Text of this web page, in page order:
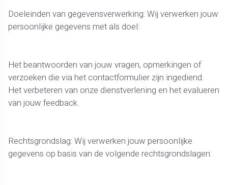
Doeleinden van gegevensverwerking: Wij verwerken jouw
persoonlijke gegevens met als doel:
Het beantwoorden van jouw vragen, opmerkingen of
verzoeken die via het contactformulier zijn ingediend.
Het verbeteren van onze dienstverlening en het evalueren
van jouw feedback.
Rechtsgrondslag: Wij verwerken jouw persoonlijke
gegevens op basis van de volgende rechtsgrondslagen: